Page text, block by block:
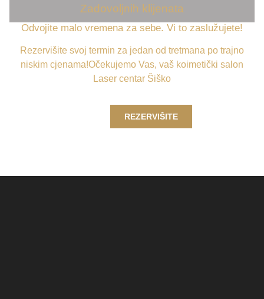
Zadovoljnih klijenata
Odvojite malo vremena za sebe. Vi to zaslužujete!
Rezervišite svoj termin za jedan od tretmana po trajno
niskim cjenama!Očekujemo Vas, vaš koimetički salon
Laser centar Šiško
REZERVIŠITE